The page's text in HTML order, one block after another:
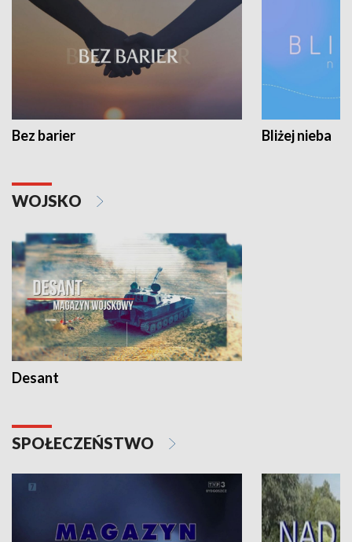
Bez barier Bliżej nieba
WOJSKO
Desant
SPOŁECZEŃSTWO